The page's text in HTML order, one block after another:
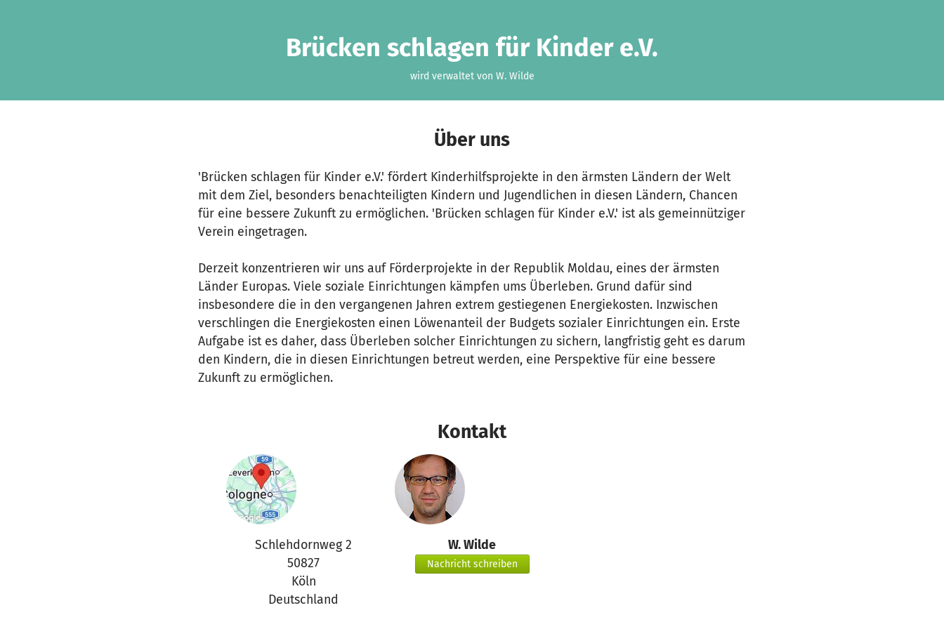
Brücken schlagen für Kinder e.V.
wird verwaltet von W. Wilde
Über uns
'Brücken schlagen für Kinder e.V.' fördert Kinderhilfsprojekte in den ärmsten Ländern der Welt
mit dem Ziel, besonders benachteiligten Kindern und Jugendlichen in diesen Ländern, Chancen
für eine bessere Zukunft zu ermöglichen. 'Brücken schlagen für Kinder e.V.' ist als gemeinnütziger
Verein eingetragen.
Derzeit konzentrieren wir uns auf Förderprojekte in der Republik Moldau, eines der ärmsten
Länder Europas. Viele soziale Einrichtungen kämpfen ums Überleben. Grund dafür sind
insbesondere die in den vergangenen Jahren extrem gestiegenen Energiekosten. Inzwischen
verschlingen die Energiekosten einen Löwenanteil der Budgets sozialer Einrichtungen ein. Erste
Aufgabe ist es daher, dass Überleben solcher Einrichtungen zu sichern, langfristig geht es darum
den Kindern, die in diesen Einrichtungen betreut werden, eine Perspektive für eine bessere
Zukunft zu ermöglichen.
Kontakt
Schlehdornweg 2
50827
Köln
Deutschland
W. Wilde
Nachricht schreiben